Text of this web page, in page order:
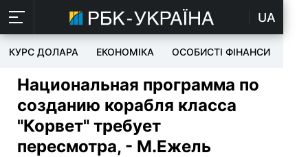
UA
КУРС ДОЛАРА ЕКОНОМІКА ОСОБИСТІ ФІНАНСИ
Национальная программа по
созданию корабля класса
"Корвет" требует
пересмотра, - М.Ежель